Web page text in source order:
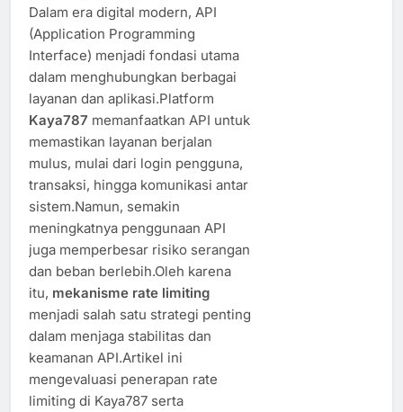
Dalam era digital modern, API
(Application Programming
Interface) menjadi fondasi utama
dalam menghubungkan berbagai
layanan dan aplikasi.Platform
Kaya787 memanfaatkan API untuk
memastikan layanan berjalan
mulus, mulai dari login pengguna,
transaksi, hingga komunikasi antar
sistem.Namun, semakin
meningkatnya penggunaan API
juga memperbesar risiko serangan
dan beban berlebih.Oleh karena
itu, mekanisme rate limiting
menjadi salah satu strategi penting
dalam menjaga stabilitas dan
keamanan API.Artikel ini
mengevaluasi penerapan rate
limiting di Kaya787 serta